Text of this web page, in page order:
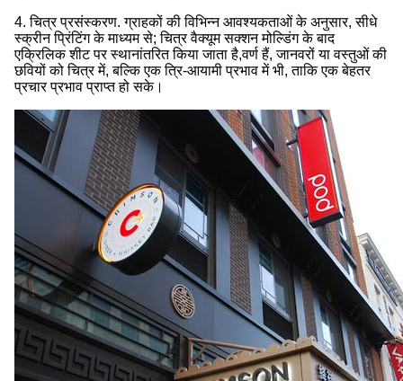
4. चित्र प्रसंस्करण. ग्राहकों की विभिन्न आवश्यकताओं के अनुसार, सीधे
स्क्रीन प्रिंटिंग के माध्यम से; चित्र वैक्यूम सक्शन मोल्डिंग के बाद
एक्रिलिक शीट पर स्थानांतरित किया जाता है,वर्ण हैं, जानवरों या वस्तुओं की
छवियों को चित्र में, बल्कि एक त्रि-आयामी प्रभाव में भी, ताकि एक बेहतर
प्रचार प्रभाव प्राप्त हो सके।